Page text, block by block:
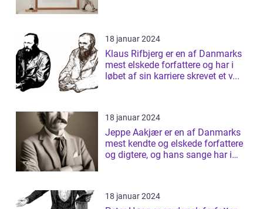
18 januar 2024
Klaus Rifbjerg er en af Danmarks
mest elskede forfattere og har i
løbet af sin karriere skrevet et v...
18 januar 2024
Jeppe Aakjær er en af Danmarks
mest kendte og elskede forfattere
og digtere, og hans sange har i
18 januar 2024